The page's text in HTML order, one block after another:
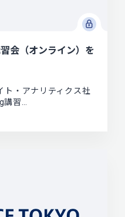
会（オンライン）を
ト・アナリティクス社
講習…